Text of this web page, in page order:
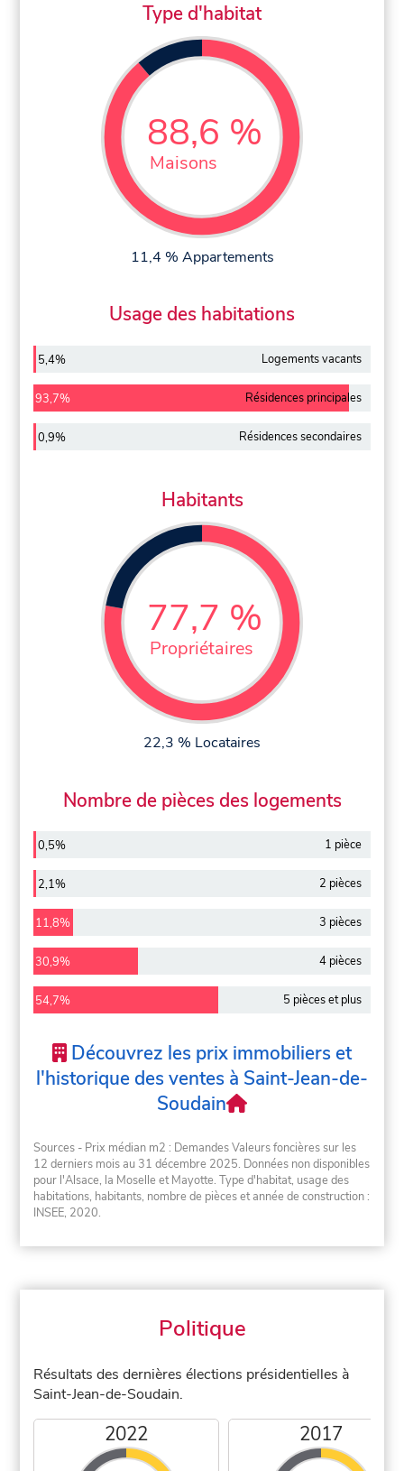
Type d'habitat
88,6 %
Maisons
11,4 % Appartements
Usage des habitations
5,4% Logements vacants
93,7% Résidences principales
0,9% Résidences secondaires
Habitants
77,7 %
Propriétaires
22,3 % Locataires
Nombre de pièces des logements
0,5% 1 pièce
2,1% 2 pièces
11,8% 3 pièces
30,9% 4 pièces
54,7% 5 pièces et plus
Découvrez les prix immobiliers et
l'historique des ventes à Saint-Jean-de-
Soudain
Sources - Prix médian m2 : Demandes Valeurs foncières sur les
12 derniers mois au 31 décembre 2025. Données non disponibles
pour l'Alsace, la Moselle et Mayotte. Type d'habitat, usage des
habitations, habitants, nombre de pièces et année de construction :
INSEE, 2020.
Politique
Résultats des dernières élections présidentielles à
Saint-Jean-de-Soudain.
2022 2017